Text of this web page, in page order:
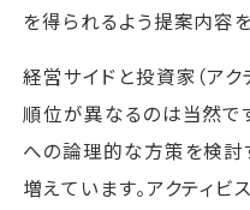
を得られるよう提案内容
経営サイドと投資家（アク
順位が異なるのは当然で
への論理的な方策を検討
増えています。アクティビ